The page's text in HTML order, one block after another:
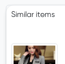
Similar items